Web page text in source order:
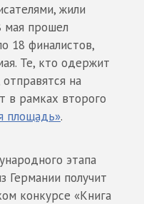
жили
мая прошел
18 финалистов,
Те, кто одержит
на
в рамках второго
площадь».
этапа
Германии получит
конкурсе «Книга